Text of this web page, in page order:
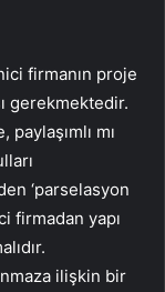
firmanın proje
gerekmektedir.
paylaşımlı mı
‘parselasyon
firmadan yapı
ilişkin bir